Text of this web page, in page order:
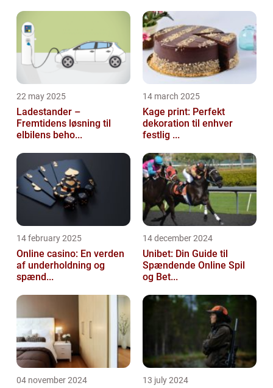
22 may 2025
Ladestander –
Fremtidens løsning til
elbilens beho...
14 march 2025
Kage print: Perfekt
dekoration til enhver
festlig ...
14 february 2025
Online casino: En verden
af underholdning og
spænd...
14 december 2024
Unibet: Din Guide til
Spændende Online Spil
og Bet...
04 november 2024 13 july 2024